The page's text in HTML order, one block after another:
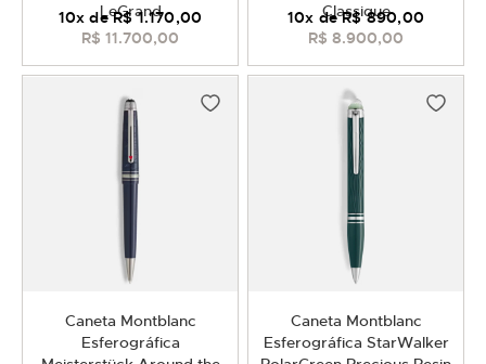
LeGrand
R$ 11.700,00
10x deR$ 1.170,00
Classique
R$ 8.900,00
10x deR$ 890,00
Caneta Montblanc
Esferográfica
Caneta Montblanc
Esferográfica StarWalker